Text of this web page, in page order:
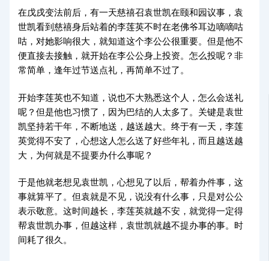
在戊戌变法前后，有一天慈禧召袁世凯在颐和园议事，袁
世凯看到慈禧身后站着的李莲英不时在老佛爷耳边嘀嘀咕
咕，对她影响很大，就知道这个李公公很重要。但是他不
便直接去接触，就开始在李公公身上投资。怎么投呢？非
常简单，逢年过节送点礼，再简单不过了。
开始李莲英也不知道，说也不大熟悉这个人，怎么会送礼
呢？但是他也习惯了，因为巴结的人太多了。关键是袁世
凯坚持若干年，不断地送，越送越大。终于有一天，李莲
英觉得不安了，心想这人怎么送了好些年礼，而且越送越
大，为何就是不提要办什么事呢？
于是他就老想见袁世凯，心想见了以后，帮着办件事，这
事就算平了。但袁就是不见，说没有什么事，只是对公公
表示敬意。这时间越长，李莲英就越不安，就觉得一定得
帮袁世凯办事，但越这样，袁世凯就越不提办事的事。时
间耗了很久。